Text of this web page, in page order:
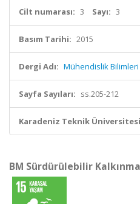
Cilt numarası: 3 Sayı: 3
Basım Tarihi: 2015
Dergi Adı: Mühendislik Bilimleri
Sayfa Sayıları: ss.205-212
Karadeniz Teknik
BM Sürdürülebilir